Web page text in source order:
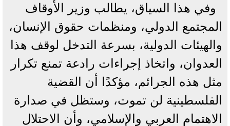
وفي هذا السياق، يطالب وزير الأوقاف
المجتمع الدولي، ومنظمات حقوق الإنسان،
والهيئات الدولية، بسرعة التدخل لوقف هذا
العدوان، واتخاذ إجراءات رادعة تمنع تكرار
مثل هذه الجرائم، مؤكدًا أن القضية
الفلسطينية لن تموت، وستظل في صدارة
الاهتمام العربي والإسلامي، وأن الاحتلال